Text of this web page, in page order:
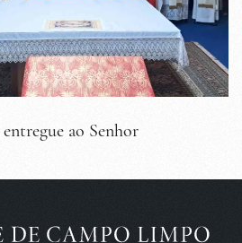
ao Senhor